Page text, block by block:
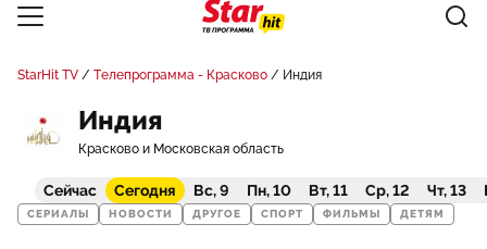
StarHit TV Телепрограмма - Красково Индия
Индия
Красково и Московская область
Сейчас Сегодня Вс, 9 Пн, 10 Вт, 11 Ср, 12 Чт, 13
СЕРИАЛЫ НОВОСТИ ДРУГОЕ СПОРТ ФИЛЬМЫ ДЕТЯМ